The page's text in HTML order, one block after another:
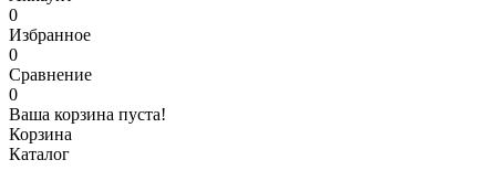
0
Избранное
0
Сравнение
0
Ваша корзина пуста!
Корзина
Каталог